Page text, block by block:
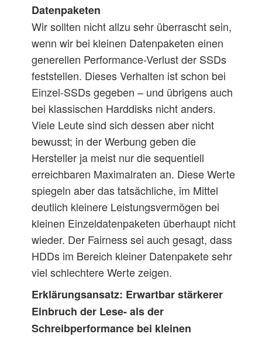
chunk bs MB/s bs MB/s bs MB/s
SSD
– 8 16 333 32 410
R10_0
16 8 16 32
R10_1
32 8 16 298 32 377
R10_2 512 8 16 301 32
Datenpaketen
Wir sollten nicht allzu sehr überrascht sein,
wenn wir bei kleinen Datenpaketen einen
generellen Performance-Verlust der SSDs
feststellen. Dieses Verhalten ist schon bei
Einzel-SSDs gegeben – und übrigens auch
bei klassischen Harddisks nicht anders.
Viele Leute sind sich dessen aber nicht
bewusst; in der Werbung geben die
Hersteller ja meist nur die sequentiell
erreichbaren Maximalraten an. Diese Werte
spiegeln aber das tatsächliche, im Mittel
deutlich kleinere Leistungsvermögen bei
kleinen Einzeldatenpaketen überhaupt nicht
wieder. Der Fairness sei auch gesagt, dass
HDDs im Bereich kleiner Datenpakete sehr
viel schlechtere Werte zeigen.
Erklärungsansatz: Erwartbar stärkerer
Einbruch der Lese- als der
Schreibperformance bei kleinen